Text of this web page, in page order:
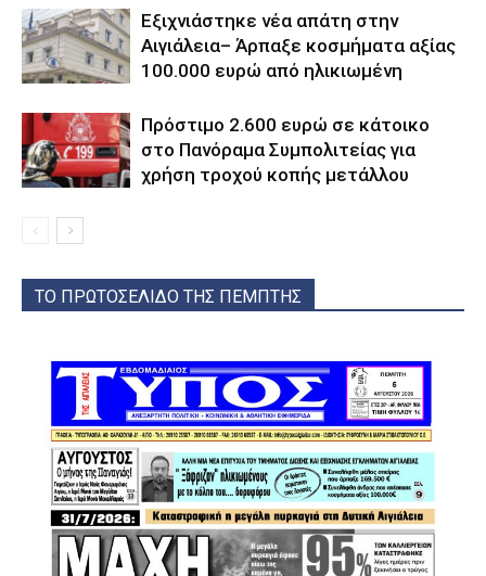
Εξιχνιάστηκε νέα απάτη στην
Αιγιάλεια– Άρπαξε κοσμήματα αξίας
100.000 ευρώ από ηλικιωμένη
Πρόστιμο 2.600 ευρώ σε κάτοικο
στο Πανόραμα Συμπολιτείας για
χρήση τροχού κοπής μετάλλου
ΤΟ ΠΡΩΤΟΣΕΛΙΔΟ ΤΗΣ ΠΕΜΠΤΗΣ